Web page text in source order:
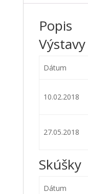
Popis
Výstavy
Dátum
10.02.2018
27.05.2018
Skúšky
Dátum